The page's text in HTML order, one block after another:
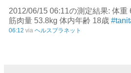
2012/06/15 06:11の測定結果: 体重
筋肉量 53.8kg 体内年齢 18歳
06:12 via ヘルスプラネット